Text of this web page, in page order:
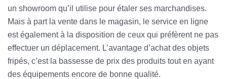
un showroom qu’il utilise pour étaler ses marchandises.
Mais à part la vente dans le magasin, le service en ligne
est également à la disposition de ceux qui préfèrent ne pas
effectuer un déplacement. L’avantage d’achat des objets
fripés, c’est la bassesse de prix des produits tout en ayant
des équipements encore de bonne qualité.